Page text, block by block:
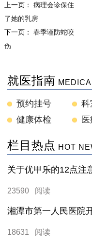
上一页： 病理会诊保住
了她的乳房
下一页： 春季谨防蛇咬
伤
就医指南
预约挂号 科
健康体检
栏目热点 HOT
关于优甲乐的12点注
23590 阅读
湘潭市第一人民医院
18631 阅读